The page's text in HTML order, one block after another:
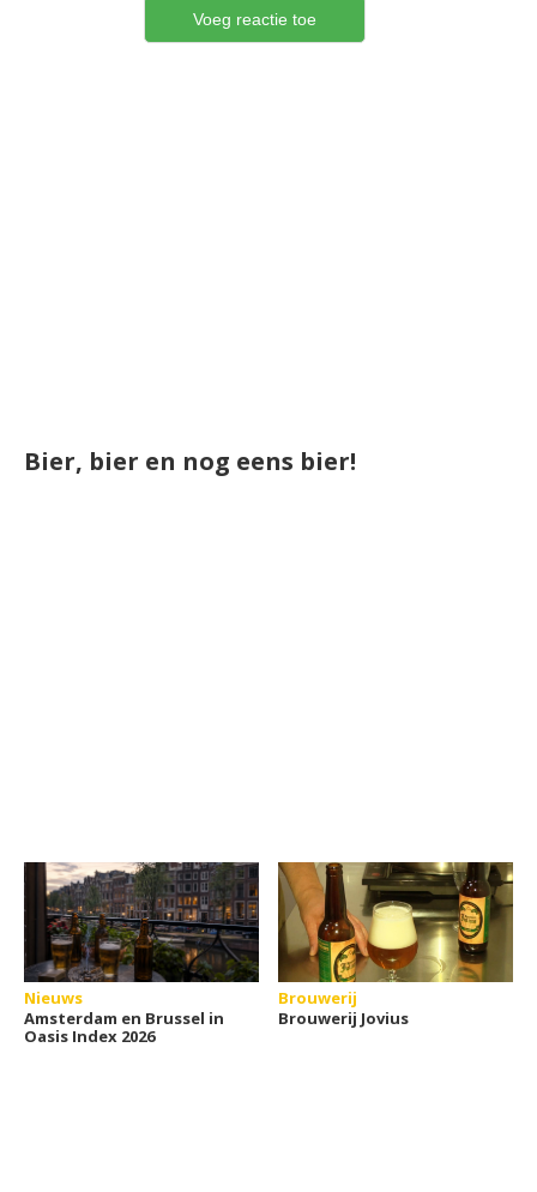
Bier, bier en nog eens bier!
Nieuws
Amsterdam en Brussel in
Oasis Index 2026
Brouwerij
Brouwerij Jovius